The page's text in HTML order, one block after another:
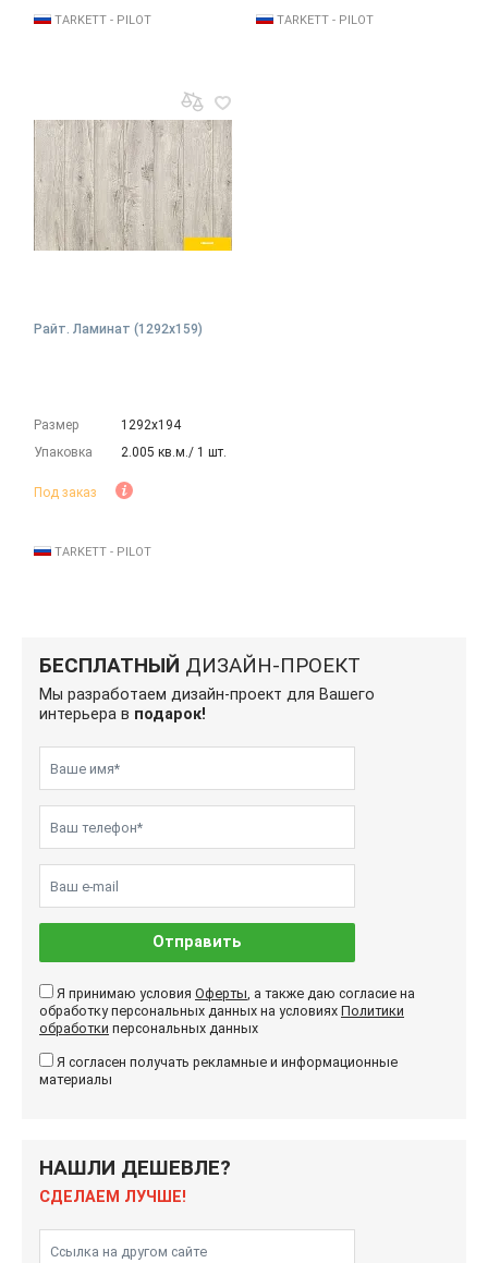
TARKETT - PILOT TARKETT - PILOT
Райт. Ламинат (1292х159)
Размер
1292х194
Упаковка
2.005 кв.м./ 1 шт.
Под заказ
TARKETT - PILOT
БЕСПЛАТНЫЙ ДИЗАЙН-ПРОЕКТ
Мы разработаем дизайн-проект для Вашего
интерьера в подарок!
Отправить
Я принимаю условия Оферты, а также даю согласие на
обработку персональных данных на условиях Политики
обработки персональных данных
Я согласен получать рекламные и информационные
материалы
НАШЛИ ДЕШЕВЛЕ?
СДЕЛАЕМ ЛУЧШЕ!